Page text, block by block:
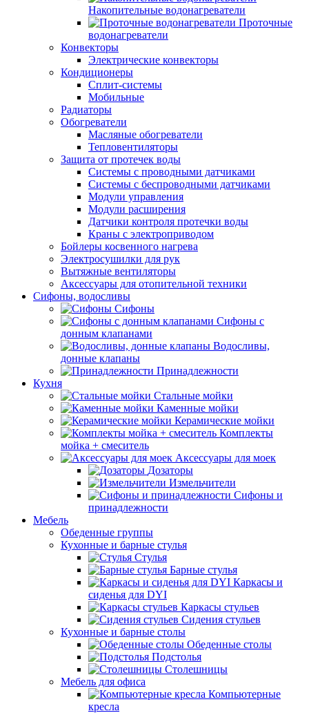
Накопительные водонагреватели
Проточные
водонагреватели
Конвекторы
Электрические конвекторы
Кондиционеры
Сплит-системы
Мобильные
Радиаторы
Обогреватели
Масляные обогреватели
Тепловентиляторы
Защита от протечек воды
Системы с проводными датчиками
Системы с беспроводными датчиками
Модули управления
Модули расширения
Датчики контроля протечки воды
Краны с электроприводом
Бойлеры косвенного нагрева
Электросушилки для рук
Вытяжные вентиляторы
Аксессуары для отопительной техники
Сифоны, водосливы
Сифоны
Сифоны с
донным клапанами
Водосливы,
донные клапаны
Принадлежности
Кухня
Стальные мойки
Каменные мойки
Керамические мойки
Комплекты
мойка + смеситель
Аксессуары для моек
Дозаторы
Измельчители
Сифоны и
принадлежности
Мебель
Обеденные группы
Кухонные и барные стулья
Стулья
Барные стулья
Каркасы и
сиденья для DYI
Каркасы стульев
Сидения стульев
Кухонные и барные столы
Обеденные столы
Подстолья
Столешницы
Мебель для офиса
Компьютерные
кресла